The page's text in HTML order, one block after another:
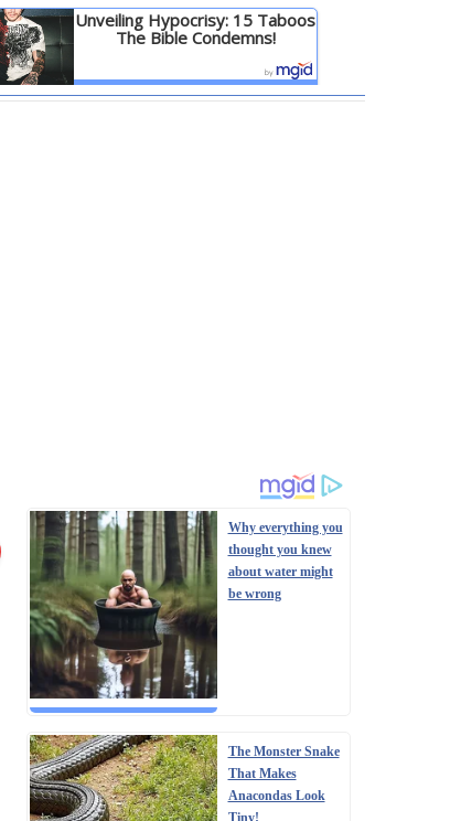
Unveiling Hypocrisy: 15 Taboos
The Bible Condemns!
Детальніше
Why everything you
thought you knew
about water might
be wrong
The Monster Snake
That Makes
Anacondas Look
Tiny!